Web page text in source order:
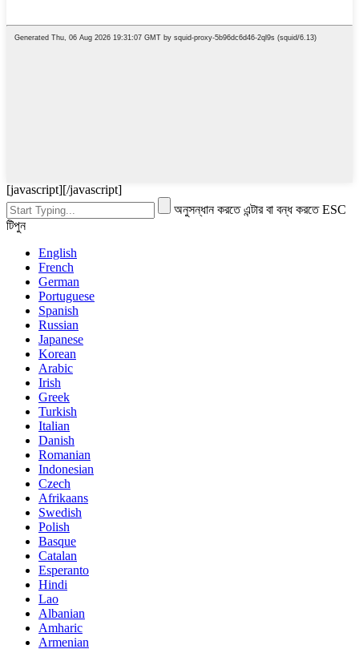
[javascript] [/javascript]
অনুসন্ধান করতে এন্টার বা বন্ধ করতে ESC
টিপুন
English
French
German
Portuguese
Spanish
Russian
Japanese
Korean
Arabic
Irish
Greek
Turkish
Italian
Danish
Romanian
Indonesian
Czech
Afrikaans
Swedish
Polish
Basque
Catalan
Esperanto
Hindi
Lao
Albanian
Amharic
Armenian